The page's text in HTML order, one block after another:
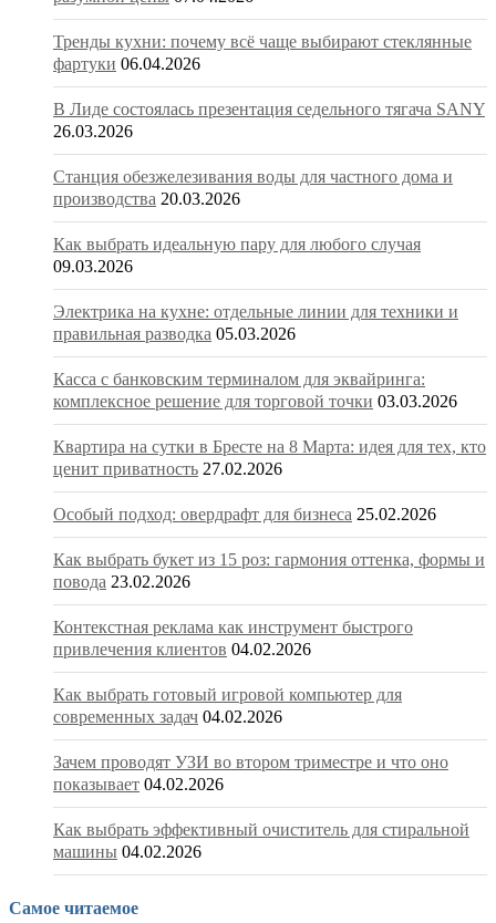
Тренды кухни: почему всё чаще выбирают стеклянные
фартуки 06.04.2026
В Лиде состоялась презентация седельного тягача SANY
26.03.2026
Станция обезжелезивания воды для частного дома и
производства 20.03.2026
Как выбрать идеальную пару для любого случая
09.03.2026
Электрика на кухне: отдельные линии для техники и
правильная разводка 05.03.2026
Касса с банковским терминалом для эквайринга:
комплексное решение для торговой точки 03.03.2026
Квартира на сутки в Бресте на 8 Марта: идея для тех, кто
ценит приватность 27.02.2026
Особый подход: овердрафт для бизнеса 25.02.2026
Как выбрать букет из 15 роз: гармония оттенка, формы и
повода 23.02.2026
Контекстная реклама как инструмент быстрого
привлечения клиентов 04.02.2026
Как выбрать готовый игровой компьютер для
современных задач 04.02.2026
Зачем проводят УЗИ во втором триместре и что оно
показывает 04.02.2026
Как выбрать эффективный очиститель для стиральной
машины 04.02.2026
Самое читаемое